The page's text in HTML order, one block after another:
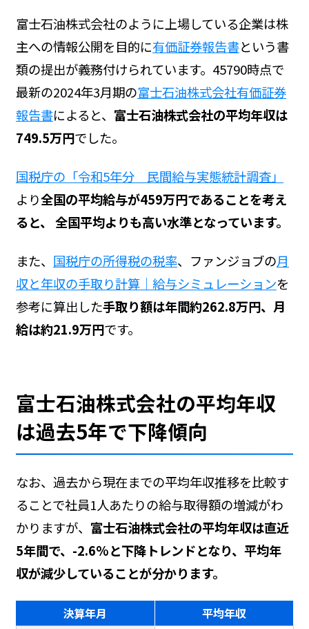
富士石油株式会社のように上場している企業は株
主への情報公開を目的に有価証券報告書という書
類の提出が義務付けられています。45790時点で
最新の2024年3月期の富士石油株式会社有価証券
報告書によると、 富士石油株式会社の平均年収は
749.5万円でした。
国税庁の「令和5年分 民間給与実態統計調査」
より全国の平均給与が459万円であることを考え
ると、 全国平均よりも高い水準となっています。
また、 国税庁の所得税の税率、ファンジョブの月
収と年収の手取り計算｜給与シミュレーションを
参考に算出した手取り額は年間約262.8万円、月
給は約21.9万円です。
富士石油株式会社の平均年収
は過去5年で下降傾向
なお、過去から現在までの平均年収推移を比較す
ることで社員1人あたりの給与取得額の増減がわ
かりますが、 富士石油株式会社の平均年収は直近
5年間で、-2.6%と下降トレンドとなり、平均年
収が減少していることが分かります。
決算年月
平均年収